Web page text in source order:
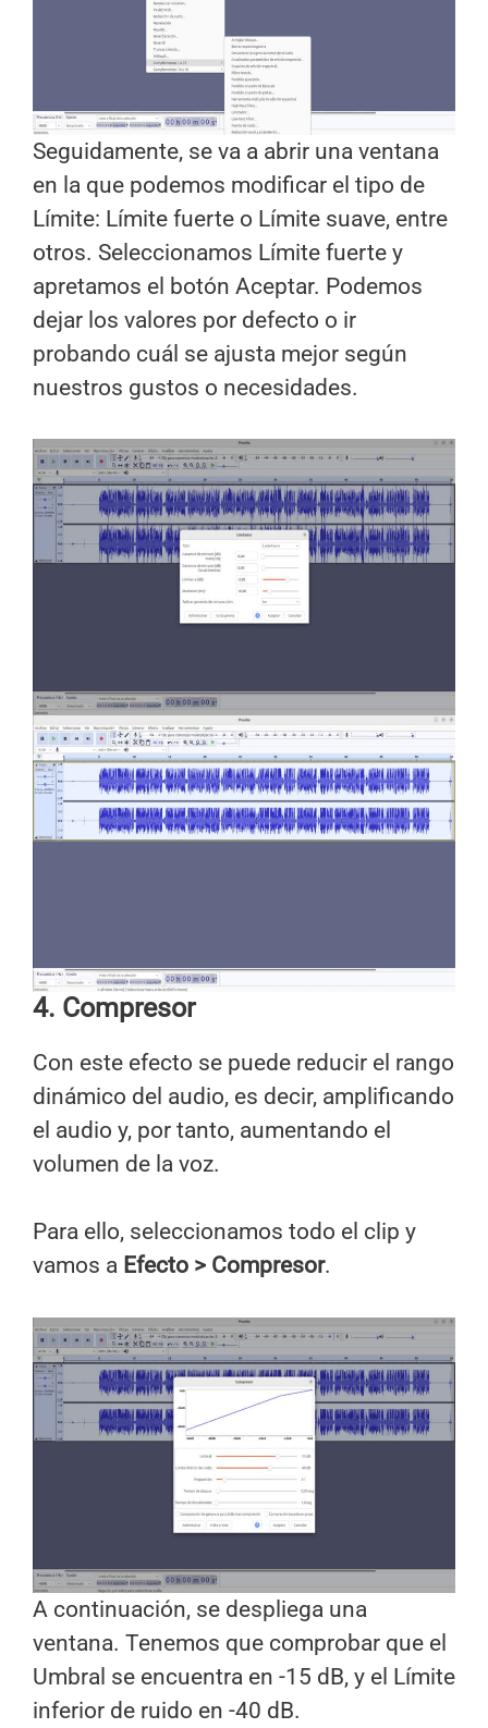
Seguidamente, se va a abrir una ventana
en la que podemos modificar el tipo de
Límite: Límite fuerte o Límite suave, entre
otros. Seleccionamos Límite fuerte y
apretamos el botón Aceptar. Podemos
dejar los valores por defecto o ir
probando cuál se ajusta mejor según
nuestros gustos o necesidades.
4. Compresor
Con este efecto se puede reducir el rango
dinámico del audio, es decir, amplificando
el audio y, por tanto, aumentando el
volumen de la voz.
Para ello, seleccionamos todo el clip y
vamos a Efecto > Compresor.
A continuación, se despliega una
ventana. Tenemos que comprobar que el
Umbral se encuentra en -15 dB, y el Límite
inferior de ruido en -40 dB.